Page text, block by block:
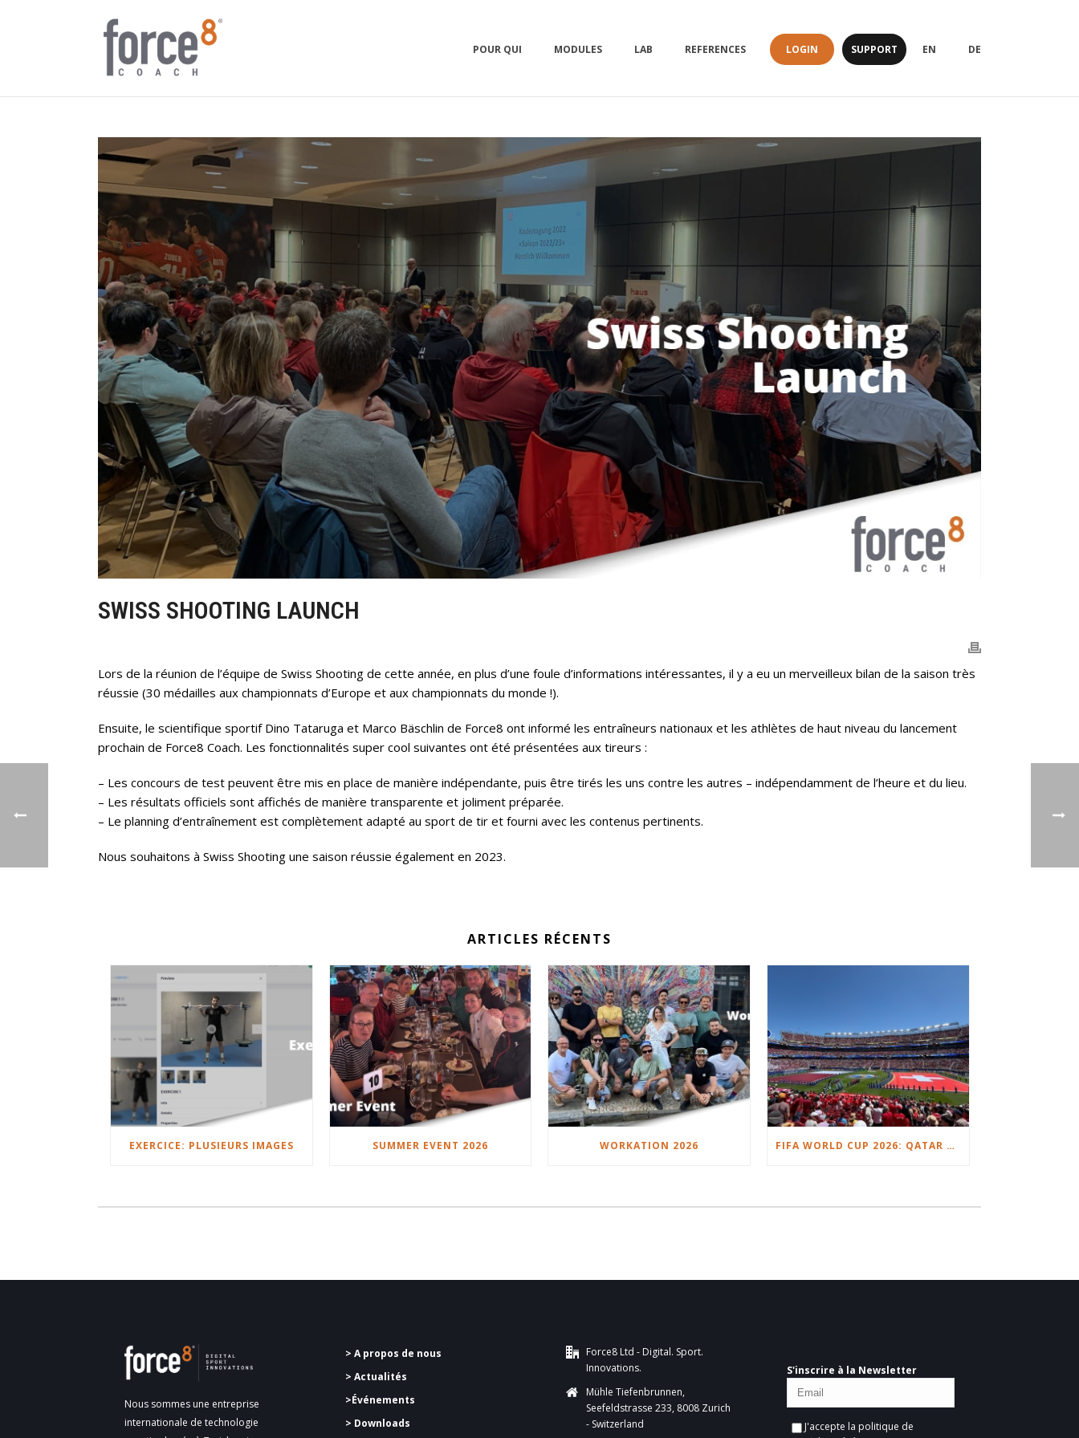
POUR QUI MODULES LAB REFERENCES LOGIN SUPPORT EN DE
SWISS SHOOTING LAUNCH
Lors de la réunion de l’équipe de Swiss Shooting de cette année, en plus d’une foule d’informations intéressantes, il y a eu un merveilleux bilan de la saison très
réussie (30 médailles aux championnats d’Europe et aux championnats du monde !).
Ensuite, le scientifique sportif Dino Tataruga et Marco Bäschlin de Force8 ont informé les entraîneurs nationaux et les athlètes de haut niveau du lancement
prochain de Force8 Coach. Les fonctionnalités super cool suivantes ont été présentées aux tireurs :
– Les concours de test peuvent être mis en place de manière indépendante, puis être tirés les uns contre les autres – indépendamment de l’heure et du lieu.
– Les résultats officiels sont affichés de manière transparente et joliment préparée.
– Le planning d’entraînement est complètement adapté au sport de tir et fourni avec les contenus pertinents.
Nous souhaitons à Swiss Shooting une saison réussie également en 2023.
ARTICLES RÉCENTS
EXERCICE: PLUSIEURS IMAGES SUMMER EVENT 2026 WORKATION 2026 FIFA WORLD CUP 2026: QATAR VS. SWITZERLAND
Nous sommes une entreprise
internationale de technologie
> A propos de nous
> Actualités
>Événements
> Downloads
Force8 Ltd - Digital. Sport.
Innovations.
Mühle Tiefenbrunnen,
Seefeldstrasse 233, 8008 Zurich
- Switzerland
S'inscrire à la Newsletter
J'accepte la politique de